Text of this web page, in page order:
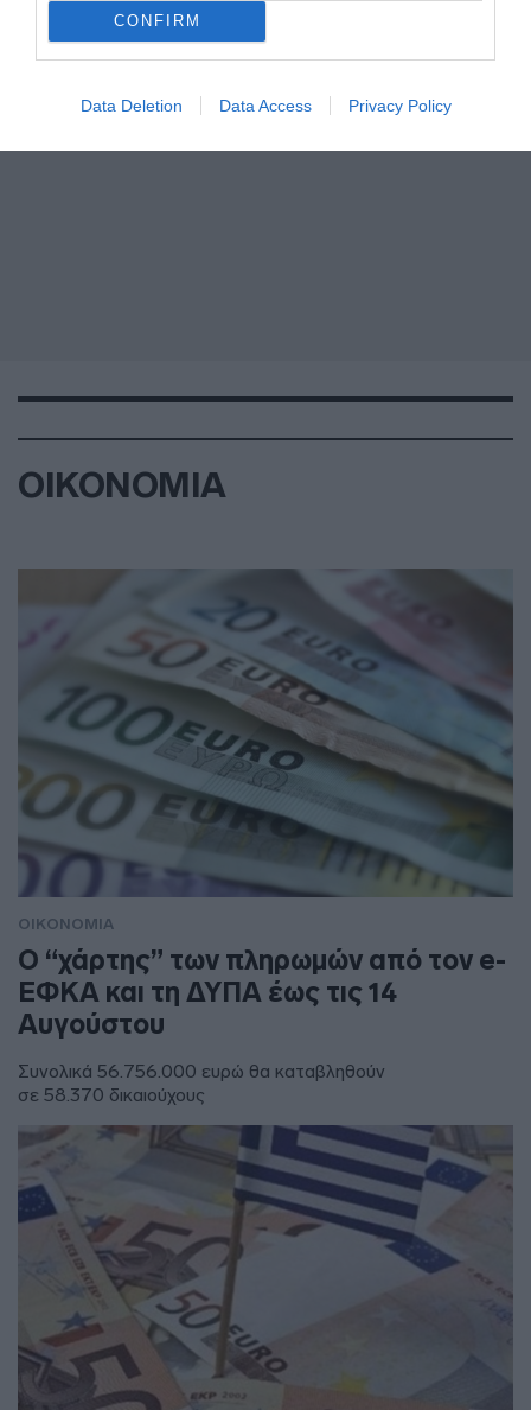
CONFIRM
Data Deletion Data Access Privacy Policy
ΟΙΚΟΝΟΜΙΑ
ΟΙΚΟΝΟΜΙΑ
Ο “χάρτης” των πληρωμών από τον e-
ΕΦΚΑ και τη ΔΥΠΑ έως τις 14
Αυγούστου
Συνολικά 56.756.000 ευρώ θα καταβληθούν
σε 58.370 δικαιούχους